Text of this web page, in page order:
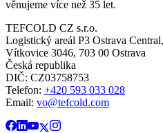
věnujeme více než 35 let.
TEFCOLD CZ s.r.o.
Logistický areál P3 Ostrava
Vítkovice 3046, 703 00 Ostrava
Česká republika
DIČ: CZ03758753​​​​​​
Telefon: +420 593 033 028
Email: vo@tefcold.com